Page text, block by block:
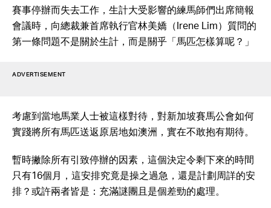
賽事停辦而失去工作，生計大受影響的練馬師們出席簡報
會議時，向總裁兼首席執行官林美嬌（Irene Lim）質問的
第一條問題不是關於生計，而是關乎「馬匹怎樣算呢？」
ADVERTISEMENT
考慮到當地馬業人士被這樣對待，對新加坡賽馬公會如何
實踐將所有馬匹送返原居地如澳洲，實在不敢抱有期待。
暫時撇除所有引致停辦的因素，這個決定令剩下來的時間
只有16個月，這安排究竟是操之過急，還是計劃周詳的安
排？或許兩者皆是：充滿謎團且是個差勁的處理。